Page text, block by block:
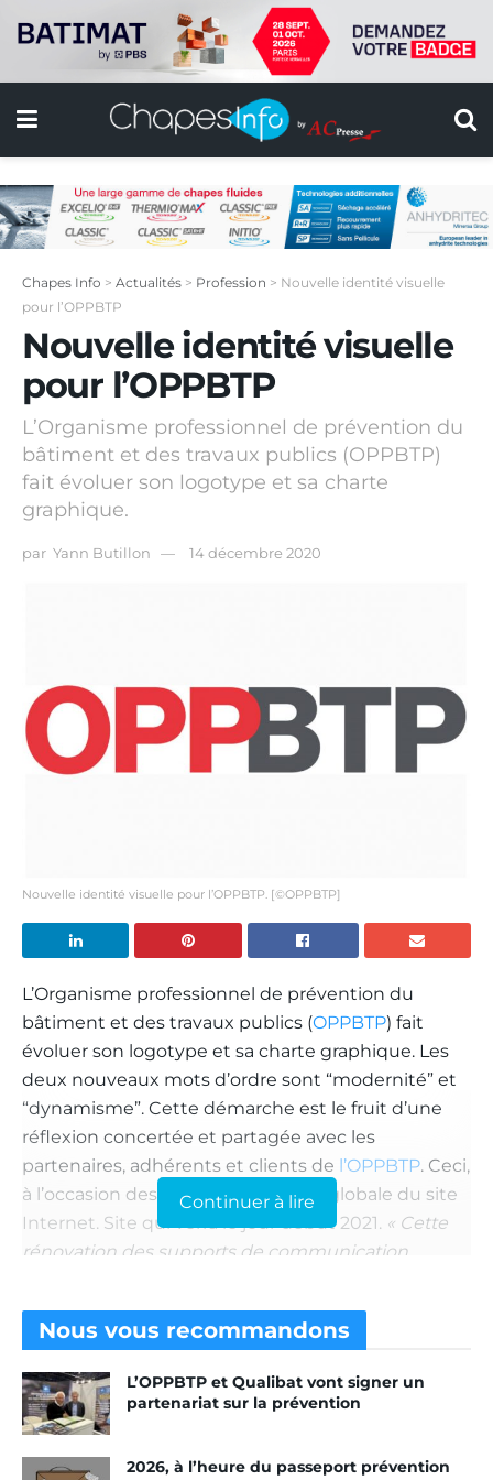
Chapes Info > Actualités > Profession > Nouvelle identité visuelle
pour l’OPPBTP
Nouvelle identité visuelle
pour l’OPPBTP
L’Organisme professionnel de prévention du
bâtiment et des travaux publics (OPPBTP)
fait évoluer son logotype et sa charte
graphique.
par Yann Butillon 14 décembre 2020
Nouvelle identité visuelle pour l’OPPBTP. [©OPPBTP]
L’Organisme professionnel de prévention du
bâtiment et des travaux publics (OPPBTP) fait
évoluer son logotype et sa charte graphique. Les
deux nouveaux mots d’ordre sont “modernité” et
“dynamisme”. Cette démarche est le fruit d’une
réflexion concertée et partagée avec les
partenaires, adhérents et clients de l’OPPBTP. Ceci,
à l’occasion des travaux de refonte globale du site
Internet. Site qui verra le jour début 2021. « Cette
rénovation des supports de communication,
un graphisme plus simple, plus direct, plus gai.
Notre initiative est guidée par la volonté de
accessible, avec les professionnels de la
construction et d’un Organisme toujours en pointe
Continuer à lire
Nous vous recommandons
L’OPPBTP et Qualibat vont signer un
partenariat sur la prévention
2026, à l’heure du passeport prévention